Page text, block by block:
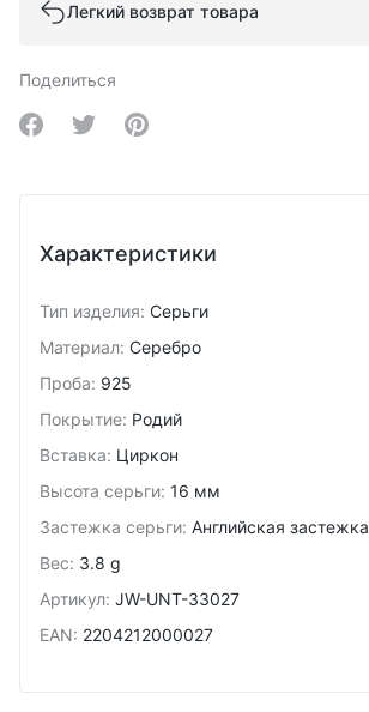
Легкий возврат товара
Поделиться
Share on Facebook
Share on Twitter
Share on Pinterest
Характеристики
Тип изделия: Серьги
Материал: Серебро
Проба: 925
Покрытие: Родий
Вставка: Циркон
Высота серьги: 16 мм
Застежка серьги: Английская застежка
Вес: 3.8 g
Артикул: JW-UNT-33027
EAN: 2204212000027